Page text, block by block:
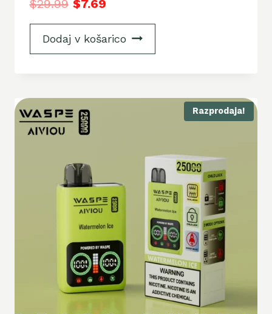
$29.99 $7.69
Dodaj v košarico
Razprodaja!